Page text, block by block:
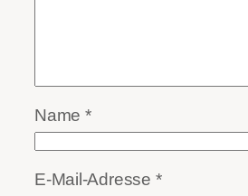
Name *
E-Mail-Adresse *